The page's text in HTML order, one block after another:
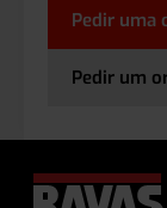
Pedir uma
Pedir um